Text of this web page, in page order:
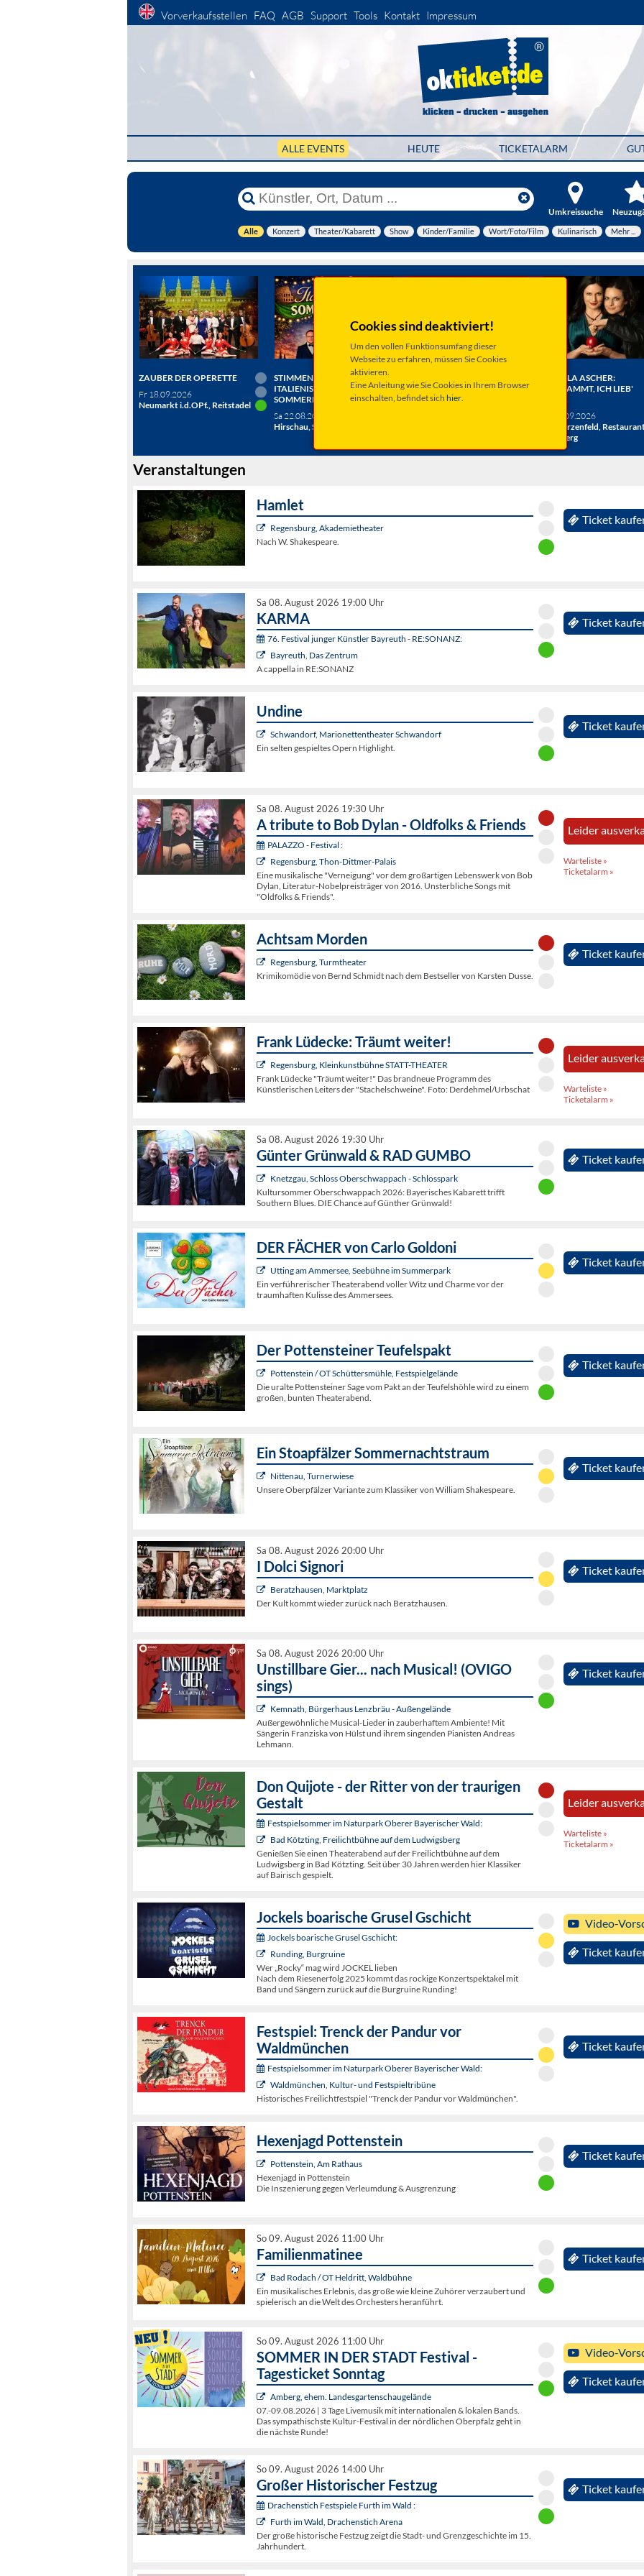
Vorverkaufsstellen FAQ AGB Support Tools Kontakt Impressum
ALLE EVENTS HEUTE TICKETALARM
Umkreissuche
Alle Konzert Theater/Kabarett Show Kinder/Familie Wort/Foto/Film Kulinarisch Mehr ...
Cookies sind deaktiviert!
Um den vollen Funktionsumfang dieser
Webseite zu erfahren, müssen Sie Cookies
aktivieren.
Eine Anleitung wie Sie Cookies in Ihrem Browser
einschalten, befindet sich hier.
ZAUBER DER OPERETTE
Fr 18.09.2026
Neumarkt i.d.OPf., Reitstadel
STIMMEN DER BERGE:
ITALIENISCHE
SOMMERNACHT
Sa 22.08.2026
Hirschau, Schlosshof
DAS JUBILÄUMSKONZERT
verschiedene Termine
ANGELA ASCHER:
VERDAMMT, ICH LIEB'
Sa 19.09.2026
Schwarzenfeld,
Miesberg
Veranstaltungen
Hamlet
Regensburg, Akademietheater
Nach W. Shakespeare.
Ticket
Sa 08. August 2026 19:00 Uhr
KARMA
76. Festival junger Künstler Bayreuth - RE:SONANZ:
Bayreuth, Das Zentrum
A cappella in RE:SONANZ
Ticket
Undine
Schwandorf, Marionettentheater Schwandorf
Ein selten gespieltes Opern Highlight.
Ticket
Sa 08. August 2026 19:30 Uhr
A tribute to Bob Dylan - Oldfolks & Friends
PALAZZO - Festival :
Regensburg, Thon-Dittmer-Palais
Eine musikalische "Verneigung" vor dem großartigen Lebenswerk von Bob
Dylan, Literatur-Nobelpreisträger von 2016. Unsterbliche Songs mit
"Oldfolks & Friends".
Leider
Warteliste »
Ticketalarm »
Achtsam Morden
Regensburg, Turmtheater
Krimikomödie von Bernd Schmidt nach dem Bestseller von Karsten Dusse.
Ticket
Frank Lüdecke: Träumt weiter!
Regensburg, Kleinkunstbühne STATT-THEATER
Frank Lüdecke "Träumt weiter!" Das brandneue Programm des
Künstlerischen Leiters der "Stachelschweine". Foto: Derdehmel/Urbschat
Leider
Warteliste »
Ticketalarm »
Sa 08. August 2026 19:30 Uhr
Günter Grünwald & RAD GUMBO
Knetzgau, Schloss Oberschwappach - Schlosspark
Kultursommer Oberschwappach 2026: Bayerisches Kabarett trifft
Southern Blues. DIE Chance auf Günther Grünwald!
Ticket
DER FÄCHER von Carlo Goldoni
Utting am Ammersee, Seebühne im Summerpark
Ein verführerischer Theaterabend voller Witz und Charme vor der
traumhaften Kulisse des Ammersees.
Ticket
Der Pottensteiner Teufelspakt
Pottenstein / OT Schüttersmühle, Festspielgelände
Die uralte Pottensteiner Sage vom Pakt an der Teufelshöhle wird zu einem
großen, bunten Theaterabend.
Ticket
Ein Stoapfälzer Sommernachtstraum
Nittenau, Turnerwiese
Unsere Oberpfälzer Variante zum Klassiker von William Shakespeare.
Ticket
Sa 08. August 2026 20:00 Uhr
I Dolci Signori
Beratzhausen, Marktplatz
Der Kult kommt wieder zurück nach Beratzhausen.
Ticket
Sa 08. August 2026 20:00 Uhr
Unstillbare Gier... nach Musical! (OVIGO
sings)
Kemnath, Bürgerhaus Lenzbräu - Außengelände
Außergewöhnliche Musical-Lieder in zauberhaftem Ambiente! Mit
Sängerin Franziska von Hülst und ihrem singenden Pianisten Andreas
Lehmann.
Ticket
Don Quijote - der Ritter von der traurigen
Gestalt
Festspielsommer im Naturpark Oberer Bayerischer Wald:
Bad Kötzting, Freilichtbühne auf dem Ludwigsberg
Genießen Sie einen Theaterabend auf der Freilichtbühne auf dem
Ludwigsberg in Bad Kötzting. Seit über 30 Jahren werden hier Klassiker
auf Bairisch gespielt.
Leider
Warteliste »
Ticketalarm »
Jockels boarische Grusel Gschicht
Jockels boarische Grusel Gschicht:
Runding, Burgruine
Wer „Rocky“ mag wird JOCKEL lieben
Nach dem Riesenerfolg 2025 kommt das rockige Konzertspektakel mit
Band und Sängern zurück auf die Burgruine Runding!
Video-
Ticket
Festspiel: Trenck der Pandur vor
Waldmünchen
Festspielsommer im Naturpark Oberer Bayerischer Wald:
Waldmünchen, Kultur- und Festspieltribüne
Historisches Freilichtfestspiel "Trenck der Pandur vor Waldmünchen".
Ticket
Hexenjagd Pottenstein
Pottenstein, Am Rathaus
Hexenjagd in Pottenstein
Die Inszenierung gegen Verleumdung & Ausgrenzung
Ticket
So 09. August 2026 11:00 Uhr
Familienmatinee
Bad Rodach / OT Heldritt, Waldbühne
Ein musikalisches Erlebnis, das große wie kleine Zuhörer verzaubert und
spielerisch an die Welt des Orchesters heranführt.
Ticket
So 09. August 2026 11:00 Uhr
SOMMER IN DER STADT Festival -
Tagesticket Sonntag
Amberg, ehem. Landesgartenschaugelände
07.-09.08.2026 | 3 Tage Livemusik mit internationalen & lokalen Bands.
Das sympathischste Kultur-Festival in der nördlichen Oberpfalz geht in
die nächste Runde!
Video-
Ticket
So 09. August 2026 14:00 Uhr
Großer Historischer Festzug
Drachenstich Festspiele Furth im Wald :
Furth im Wald, Drachenstich Arena
Der große historische Festzug zeigt die Stadt- und Grenzgeschichte im 15.
Jahrhundert.
Ticket